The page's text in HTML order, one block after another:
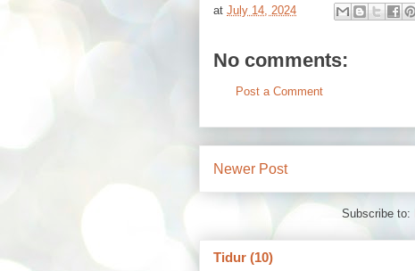
at July 14, 2024
No comments:
Post a Comment
Newer Post
Subscribe to:
Tidur (10)